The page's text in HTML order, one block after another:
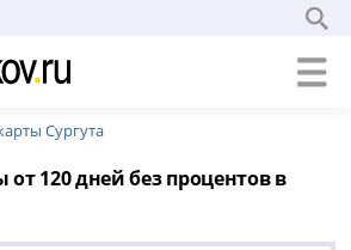
Сургута
120 дней без процентов в